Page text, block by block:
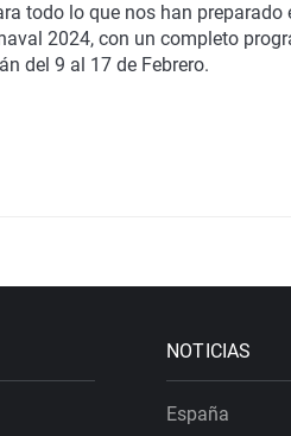
todo lo que nos han preparado
2024, con un completo
del 9 al 17 de Febrero.
NOTICIAS
España